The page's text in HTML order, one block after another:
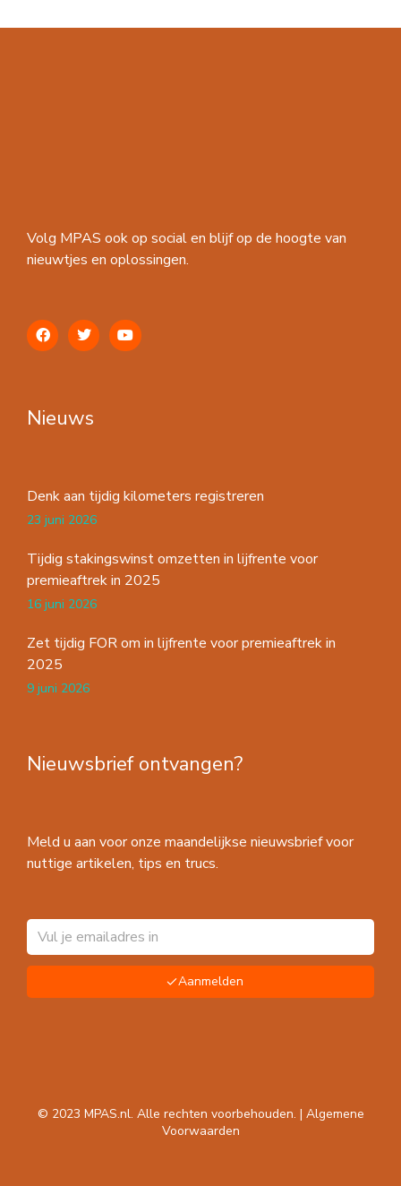
Volg MPAS ook op social en blijf op de hoogte van
nieuwtjes en oplossingen.
Nieuws
Denk aan tijdig kilometers registreren
23 juni 2026
Tijdig stakingswinst omzetten in lijfrente voor
premieaftrek in 2025
16 juni 2026
Zet tijdig FOR om in lijfrente voor premieaftrek in
2025
9 juni 2026
Nieuwsbrief ontvangen?
Meld u aan voor onze maandelijkse nieuwsbrief voor
nuttige artikelen, tips en trucs.
Aanmelden
© 2023 MPAS.nl. Alle rechten voorbehouden. | Algemene
Voorwaarden